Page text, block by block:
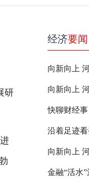
研
经济要闻
向新向上
沿着足迹
金融“活水